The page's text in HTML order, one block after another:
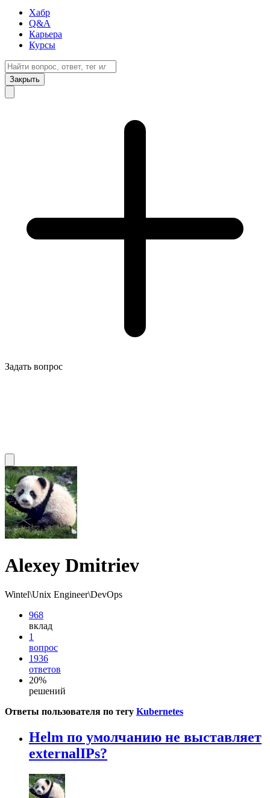
Хабр
Q&A
Карьера
Курсы
Закрыть
Задать вопрос
Alexey Dmitriev
Wintel\Unix Engineer\DevOps
968
вклад
1
вопрос
1936
ответов
20%
решений
Ответы пользователя по тегу Kubernetes
Helm по умолчанию не выставляет
externalIPs?